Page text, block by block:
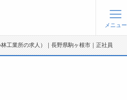
ログイン
メニュー
工業所の求人）｜長野県駒ヶ根市｜正社員